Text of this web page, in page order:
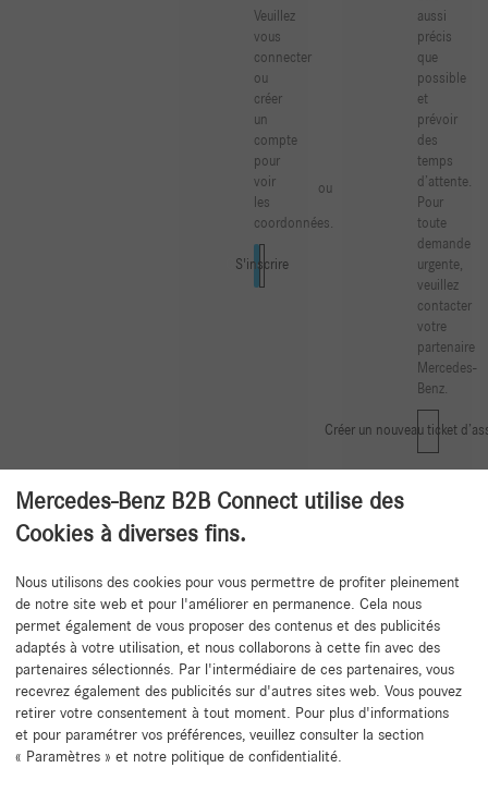
Veuillez
vous
connecter
ou
créer
un
compte
pour
voir
les
coordonnées.
Connexion
S'inscrire
ou
aussi
précis
que
possible
et
prévoir
des
temps
d’attente.
Pour
toute
demande
urgente,
veuillez
contacter
votre
partenaire
Mercedes-
Benz.
Créer un nouveau ticket
Mercedes-Benz B2B Connect utilise des
Cookies à diverses fins.
Nous utilisons des cookies pour vous permettre de profiter pleinement
de notre site web et pour l'améliorer en permanence. Cela nous
permet également de vous proposer des contenus et des publicités
adaptés à votre utilisation, et nous collaborons à cette fin avec des
partenaires sélectionnés. Par l'intermédiaire de ces partenaires, vous
recevrez également des publicités sur d'autres sites web. Vous pouvez
retirer votre consentement à tout moment. Pour plus d'informations
et pour paramétrer vos préférences, veuillez consulter la section
« Paramètres » et notre politique de confidentialité.
Retour au début
Besoin d'aide ?